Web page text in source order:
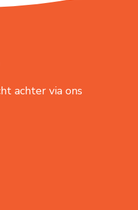
achter via ons